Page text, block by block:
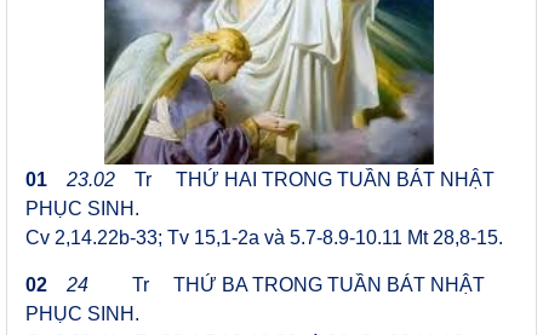
01 23.02 Tr THỨ HAI TRONG TUẦN BÁT NHẬT
PHỤC SINH.
Cv 2,14.22b-33; Tv 15,1-2a và 5.7-8.9-10.11 Mt 28,8-15.
02 24 Tr THỨ BA TRONG TUẦN BÁT NHẬT
PHỤC SINH.